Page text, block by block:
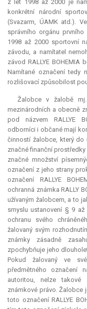
z let 1998 až 2000 je
konkrétní národní
(Svazarm, ÚAMK atd.).
správního orgánu
1998 až 2000 sportovní
závodu, a namítatel
závod RALLYE BOHEMIA
Namítané označení tedy
rozlišovací způsobilost
Žalobce v žalobě
mezinárodních a obecně
pod názvem RALLYE
odborníci i občané mají
činností žalobce, který do
značné finanční prostředky
značné množství
označení z jeho strany
označení RALLYE
ochranná známka RALLY
užívaným žalobcem, a to
smyslu ustanovení § 9
ochranu svého
žalovaný svým
známky zásadně
zpochybňuje jeho
Pokud žalovaný ve
předmětného označení
autoritou, nelze
známkové právo. Žalobce
toto označení RALLYE